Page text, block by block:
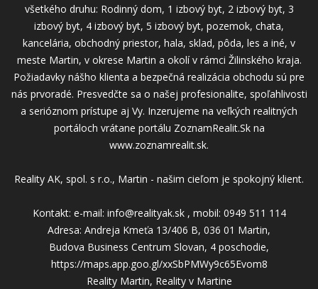
všetkého druhu: Rodinný dom, 1 izbový byt, 2 izbový byt, 3
izbový byt, 4 izbový byt, 5 izbový byt, pozemok, chata,
kancelária, obchodný priestor, hala, sklad, pôda, les a iné, v
meste Martin, v okrese Martin a okolí v rámci Žilinského kraja.
Požiadavky nášho klienta a bezpečná realizácia obchodu sú pre
nás prvoradé. Presvedčte sa o našej profesionalite, spoľahlivosti
a serióznom prístupe aj Vy. Inzerujeme na veľkých realitných
portáloch vrátane portálu ZoznamRealit.Sk na
www.zoznamrealit.sk.
Reality AK, spol. s r.o., Martin - našim cieľom je spokojný klient.
Kontakt: e-mail: info@realityak.sk , mobil: 0949 511 114
Adresa: Andreja Kmeťa 13/406 B, 036 01 Martin,
Budova Business Centrum Slovan, 4 poschodie,
https://maps.app.goo.gl/xxSbPMWy9c65Evom8
Reality Martin, Reality v Martine